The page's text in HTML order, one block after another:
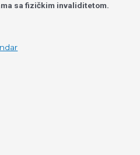
sa fizičkim invaliditetom.